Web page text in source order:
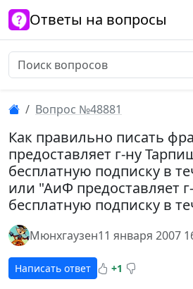
Ответы на вопросы
Вопрос №48881
Как правильно писать
предоставляет г-ну
бесплатную подписку в
или "АиФ предоставляет
бесплатную подписку в
Мюнхгаузен11 января 2007
Написать ответ +1